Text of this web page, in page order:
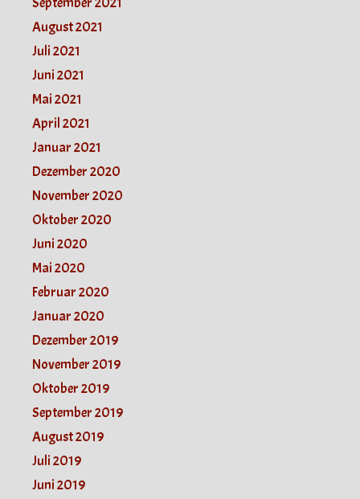
August 2021
Juli 2021
Juni 2021
Mai 2021
April 2021
Januar 2021
Dezember 2020
November 2020
Oktober 2020
Juni 2020
Mai 2020
Februar 2020
Januar 2020
Dezember 2019
November 2019
Oktober 2019
September 2019
August 2019
Juli 2019
Juni 2019